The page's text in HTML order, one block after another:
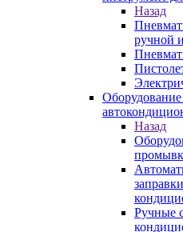
Назад
ручной
Назад
Ручные